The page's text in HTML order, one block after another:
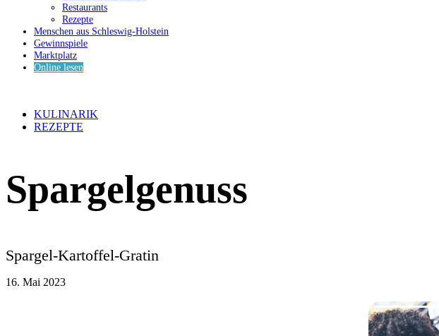
Restaurants
Rezepte
Menschen aus Schleswig-Holstein
Gewinnspiele
Marktplatz
Online lesen
KULINARIK
REZEPTE
Spargelgenuss
Spargel-Kartoffel-Gratin
16. Mai 2023